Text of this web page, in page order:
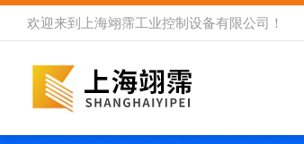
欢迎来到 上海翊霈工业控制设备有限公司 ！